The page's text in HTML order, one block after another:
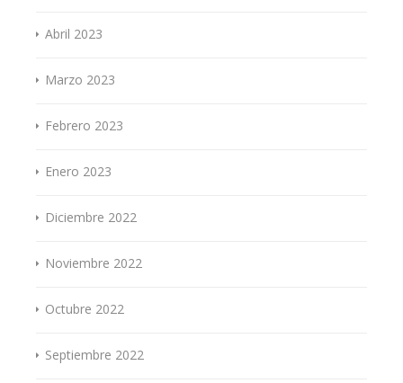
Abril 2023
Marzo 2023
Febrero 2023
Enero 2023
Diciembre 2022
Noviembre 2022
Octubre 2022
Septiembre 2022